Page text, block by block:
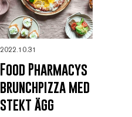
2022.10.31
Food Pharmacys
brunchpizza med
stekt ägg